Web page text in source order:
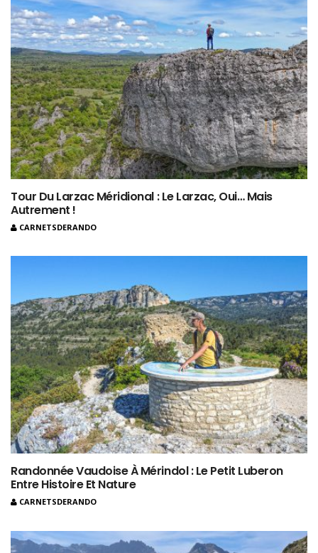
Tour Du Larzac Méridional : Le Larzac, Oui… Mais
Autrement !
CARNETSDERANDO
Randonnée Vaudoise À Mérindol : Le Petit Luberon
Entre Histoire Et Nature
CARNETSDERANDO